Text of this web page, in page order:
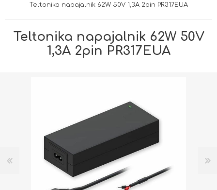
Teltonika napajalnik 62W 50V 1,3A 2pin PR317EUA
Teltonika napajalnik 62W 50V
1,3A 2pin PR317EUA